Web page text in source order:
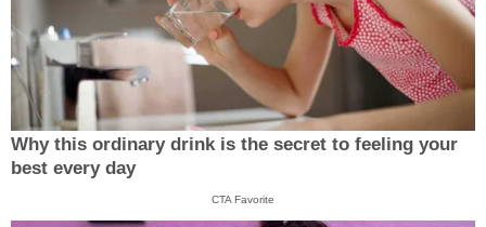
Why this ordinary drink is the secret to feeling your
best every day
CTA Favorite